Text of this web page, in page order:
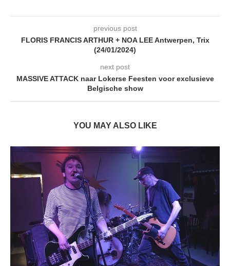
previous post
FLORIS FRANCIS ARTHUR + NOA LEE Antwerpen, Trix
(24/01/2024)
next post
MASSIVE ATTACK naar Lokerse Feesten voor exclusieve
Belgische show
YOU MAY ALSO LIKE